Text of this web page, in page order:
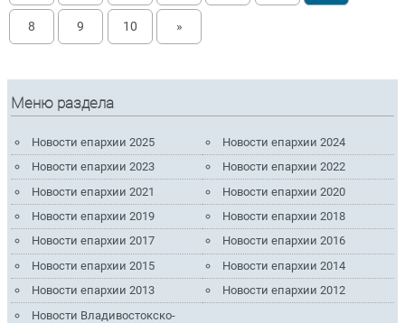
8 9 10 »
Меню раздела
Новости епархии 2025
Новости епархии 2024
Новости епархии 2023
Новости епархии 2022
Новости епархии 2021
Новости епархии 2020
Новости епархии 2019
Новости епархии 2018
Новости епархии 2017
Новости епархии 2016
Новости епархии 2015
Новости епархии 2014
Новости епархии 2013
Новости епархии 2012
Новости Владивостокско-